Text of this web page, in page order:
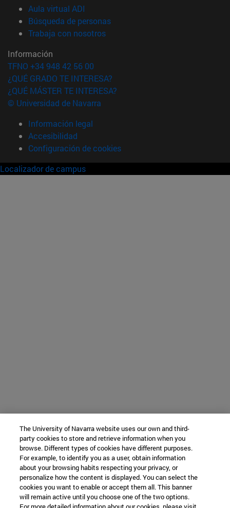
Aula virtual ADI
Búsqueda de personas(abre en nueva ventana)
Trabaja con nosotros(abre en nueva ventana)
Información
TFNO +34 948 42 56 00
¿QUÉ GRADO TE INTERESA?
¿QUÉ MÁSTER TE INTERESA?
© Universidad de Navarra
Información legal
Accesibilidad
Configuración de cookies
Localizador de campus
The University of Navarra website uses our own and third-
party cookies to store and retrieve information when you
browse. Different types of cookies have different purposes.
For example, to identify you as a user, obtain information
about your browsing habits respecting your privacy, or
personalize how the content is displayed. You can select the
cookies you want to enable or accept them all. This banner
will remain active until you choose one of the two options.